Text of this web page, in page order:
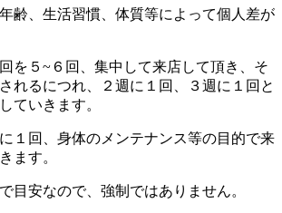
齢、生活習慣、体質等によって個人差が
を５~６回、集中して来店して頂き、そ
れるにつれ、２週に１回、３週に１回と
ていきます。
１回、身体のメンテナンス等の目的で来
ます。
目安なので、強制ではありません。